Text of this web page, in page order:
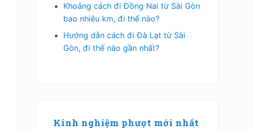
Khoảng cách đi Đồng Nai từ Sài Gòn
bao nhiêu km, đi thế nào?
Hướng dẫn cách đi Đà Lạt từ Sài
Gòn, đi thế nào gần nhất?
Kinh nghiệm phượt mới nhất